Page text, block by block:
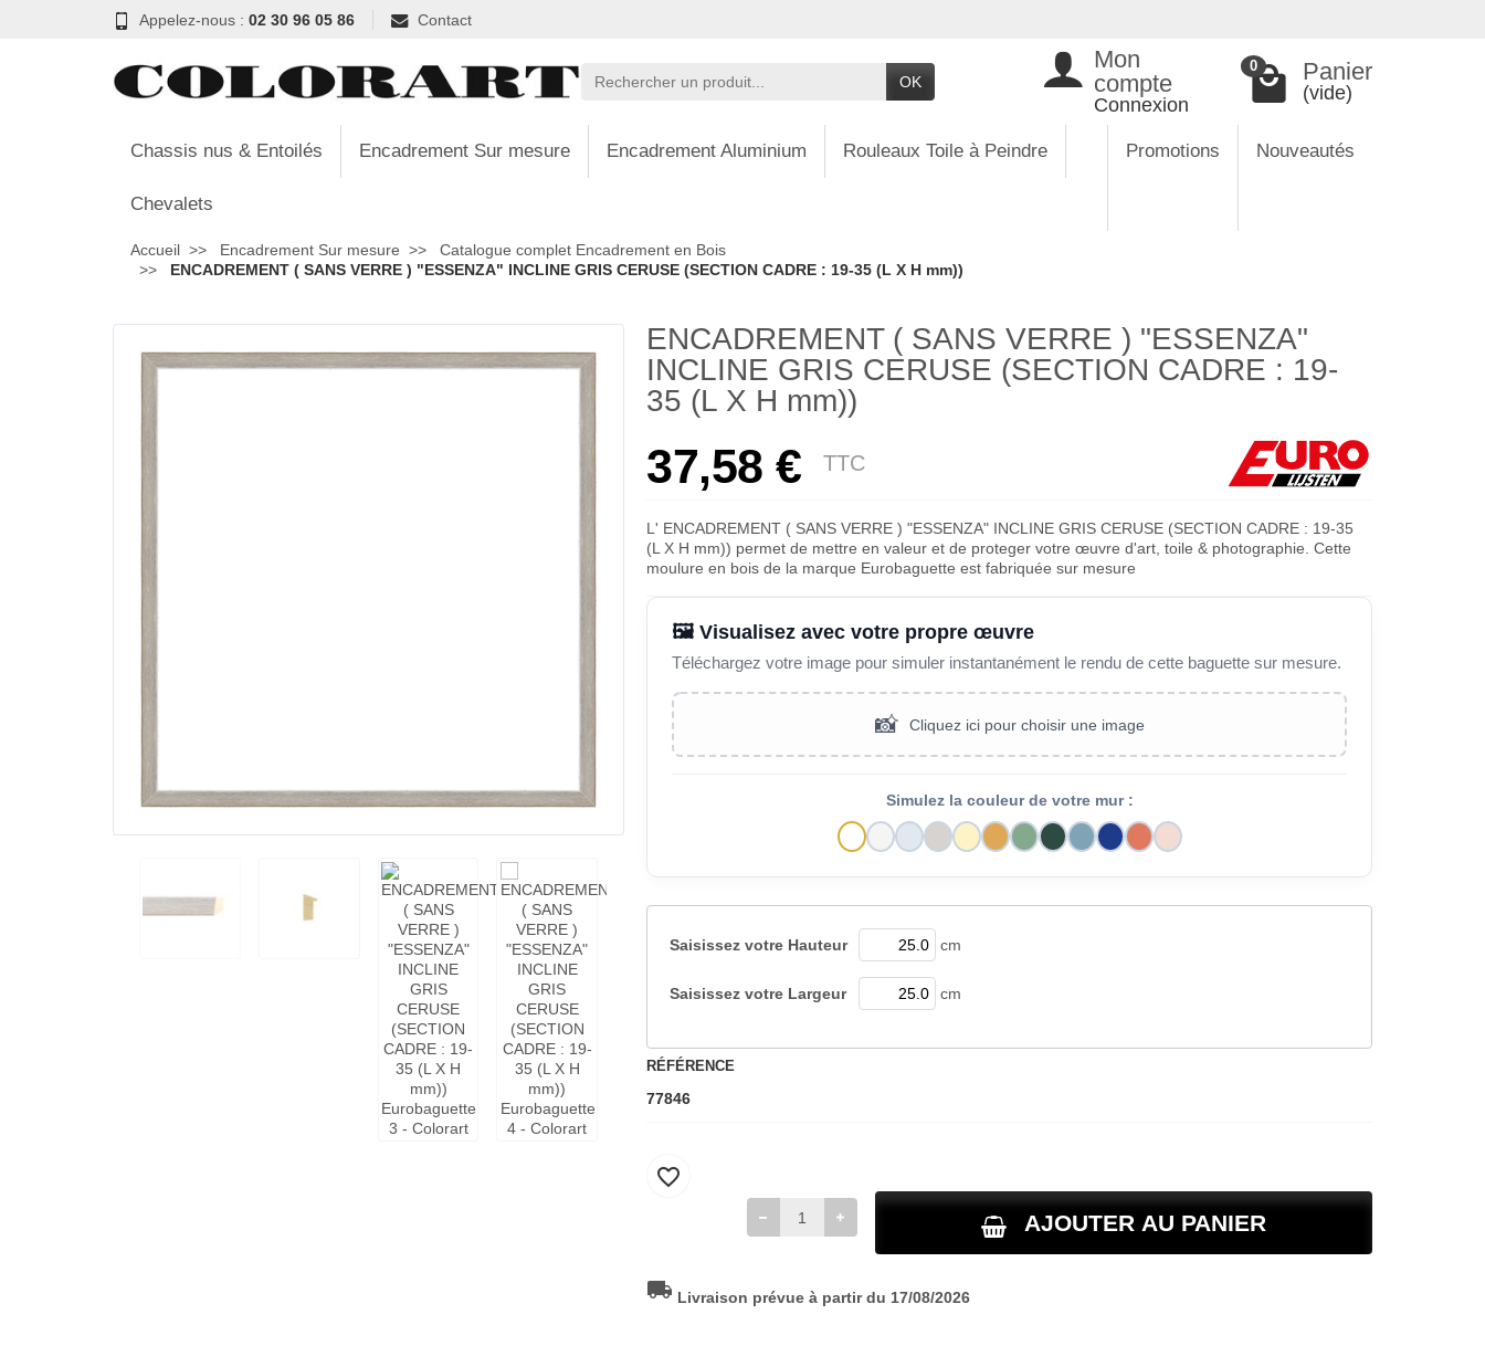
Appelez-nous : 02 30 96 05 86 Contact
OK
Mon
compte
Connexion
0 Panier
(vide)
Chassis nus & Entoilés Encadrement Sur mesure Encadrement Aluminium Rouleaux Toile à Peindre
Chevalets
Promotions Nouveautés
Accueil Encadrement Sur mesure
Catalogue complet Encadrement en Bois
ENCADREMENT ( SANS VERRE ) "ESSENZA" INCLINE GRIS CERUSE (SECTION CADRE : 19-35 (L X H mm))
ENCADREMENT ( SANS VERRE ) "ESSENZA"
INCLINE GRIS CERUSE (SECTION CADRE : 19-
35 (L X H mm))
37,58 € TTC
L' ENCADREMENT ( SANS VERRE ) "ESSENZA" INCLINE GRIS CERUSE (SECTION CADRE : 19-35
(L X H mm)) permet de mettre en valeur et de proteger votre œuvre d'art, toile & photographie. Cette
moulure en bois de la marque Eurobaguette est fabriquée sur mesure
🖼️ Visualisez avec votre propre œuvre
Téléchargez votre image pour simuler instantanément le rendu de cette baguette sur mesure.
📸 Cliquez ici pour choisir une image
Simulez la couleur de votre mur :
Saisissez votre Hauteur cm
Saisissez votre Largeur cm
RÉFÉRENCE
77846
AJOUTER AU PANIER
favorite_border
local_shipping Livraison prévue à partir du 17/08/2026